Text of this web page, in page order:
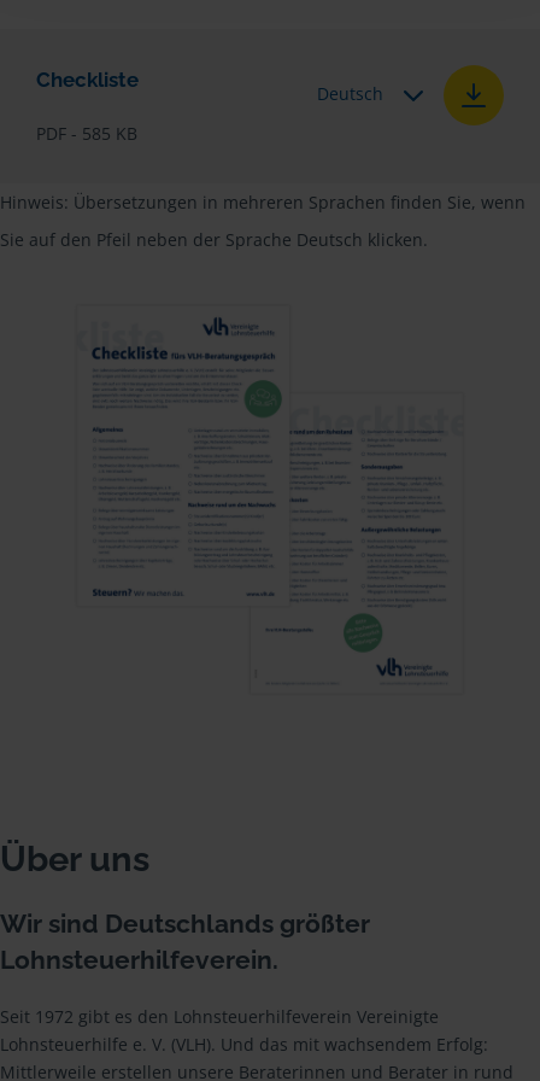
Checkliste
PDF - 585 KB
Deutsch
Hinweis: Übersetzungen in mehreren Sprachen finden Sie, wenn
Sie auf den Pfeil neben der Sprache Deutsch klicken.
Über uns
Wir sind Deutschlands größter
Lohnsteuerhilfeverein.
Seit 1972 gibt es den Lohnsteuerhilfeverein Vereinigte
Lohnsteuerhilfe e. V. (VLH). Und das mit wachsendem Erfolg:
Mittlerweile erstellen unsere Beraterinnen und Berater in rund